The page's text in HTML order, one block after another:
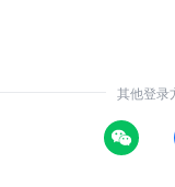
其他登录